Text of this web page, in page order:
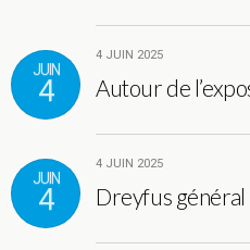
JUIN
4
4 JUIN 2025
Autour de
JUIN
4
4 JUIN 2025
Dreyfus général